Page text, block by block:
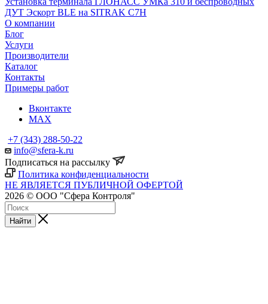
ДУТ Эскорт BLE на SITRAK C7H
О компании
Блог
Услуги
Производители
Каталог
Контакты
Примеры работ
Вконтакте
MAX
+7 (343) 288-50-22
info@sfera-k.ru
Подписаться на рассылку
Политика конфиденциальности
НЕ ЯВЛЯЕТСЯ ПУБЛИЧНОЙ ОФЕРТОЙ
2026 © ООО "Сфера Контроля"
Найти